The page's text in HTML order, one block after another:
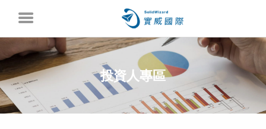
投資人專區